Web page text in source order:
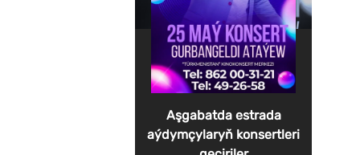
Aşgabatda estrada
aýdymçylaryň konsertleri